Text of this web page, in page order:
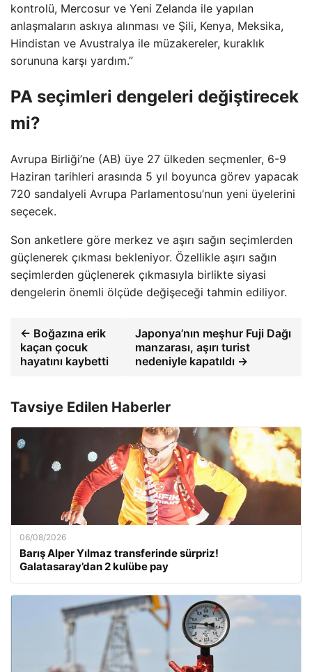
kontrolü, Mercosur ve Yeni Zelanda ile yapılan
anlaşmaların askıya alınması ve Şili, Kenya, Meksika,
Hindistan ve Avustralya ile müzakereler, kuraklık
sorununa karşı yardım.”
PA seçimleri dengeleri değiştirecek
mi?
Avrupa Birliği’ne (AB) üye 27 ülkeden seçmenler, 6-9
Haziran tarihleri ​​arasında 5 yıl boyunca görev yapacak
720 sandalyeli Avrupa Parlamentosu’nun yeni üyelerini
seçecek.
Son anketlere göre merkez ve aşırı sağın seçimlerden
güçlenerek çıkması bekleniyor. Özellikle aşırı sağın
seçimlerden güçlenerek çıkmasıyla birlikte siyasi
dengelerin önemli ölçüde değişeceği tahmin ediliyor.
← Boğazına erik
kaçan çocuk
hayatını kaybetti
Japonya’nın meşhur Fuji Dağı
manzarası, aşırı turist
nedeniyle kapatıldı →
Tavsiye Edilen Haberler
06/08/2026
Barış Alper Yılmaz transferinde sürpriz!
Galatasaray’dan 2 kulübe pay